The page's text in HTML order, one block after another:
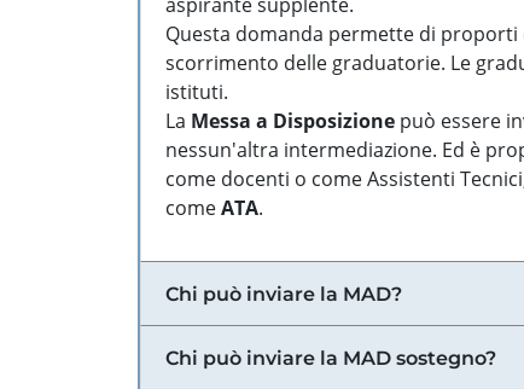
Questa domanda permette di proporti
scorrimento delle graduatorie. Le
istituti.
La Messa a Disposizione può essere
nessun'altra intermediazione. Ed è
come docenti o come Assistenti
comeATA.
Chi può inviare la MAD?
Chi può inviare la MAD sostegno?